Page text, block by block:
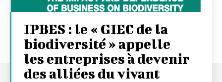
IPBES : le « GIEC de la
biodiversité » appelle
les entreprises à devenir
des alliées du vivant